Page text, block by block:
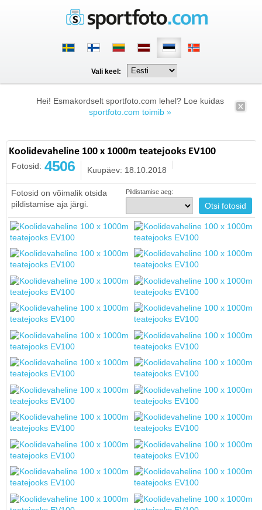
Vali keel:
Hei! Esmakordselt sportfoto.com lehel? Loe kuidas
sportfoto.com toimib »
Koolidevaheline 100 x 1000m teatejooks EV100
Fotosid: 4506 Kuupäev: 18.10.2018
Fotosid on võimalik otsida
pildistamise aja järgi.
Pildistamise aeg: